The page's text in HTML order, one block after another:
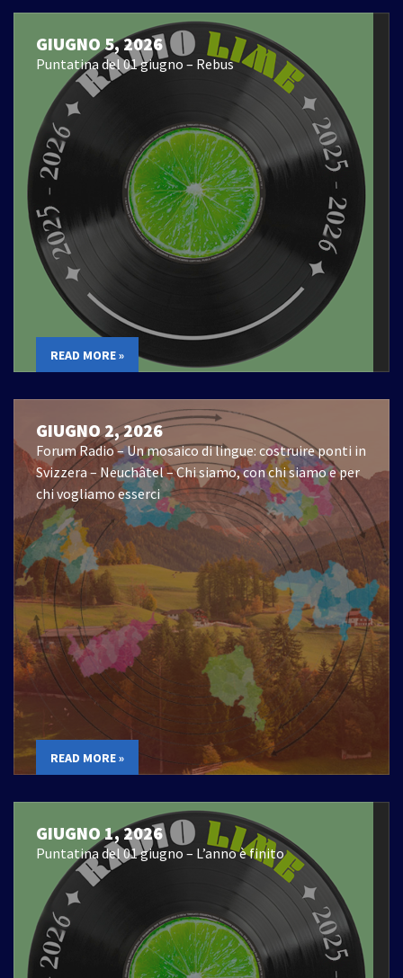
GIUGNO 5, 2026
Puntatina del 01 giugno – Rebus
READ MORE »
GIUGNO 2, 2026
Forum Radio – Un mosaico di lingue: costruire ponti in
Svizzera – Neuchâtel – Chi siamo, con chi siamo e per
chi vogliamo esserci
READ MORE »
GIUGNO 1, 2026
Puntatina del 01 giugno – L’anno è finito